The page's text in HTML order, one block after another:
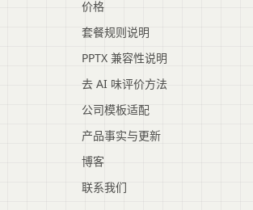
价格
套餐规则说明
PPTX 兼容性说明
去 AI 味评价方法
公司模板适配
产品事实与更新
博客
联系我们